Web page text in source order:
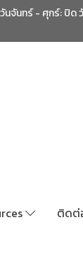
นจันทร์ - ศุกร์: ปิด
ติดต่